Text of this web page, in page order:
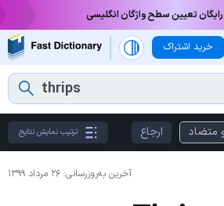
تعیین سطح واژگان انگلیسی
خرید اشتراک
متضاد ارجاع ترتیب نمایش نتایج
آخرین به‌روزرسانی: ۲۶ مرداد ۱۳۹۹